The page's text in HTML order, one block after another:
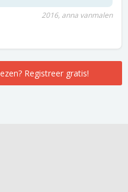
2016, anna vanmalen
Registreer gratis!